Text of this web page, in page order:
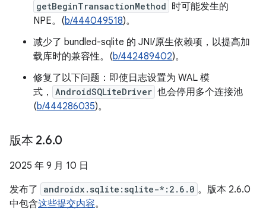
getBeginTransactionMethod 时可能发生的
NPE。(b/444049518)。
减少了 bundled-sqlite 的 JNI/原生依赖项，以提高加
载库时的兼容性。(b/442489402)。
修复了以下问题：即使日志设置为 WAL 模
式，
AndroidSQLiteDriver 也会停用多个连接池
(b/444286035)。
版本 2.6.0
2025 年 9 月 10 日
发布了
androidx.sqlite:sqlite-*:2.6.0 。版本 2.6.0
中包含这些提交内容。